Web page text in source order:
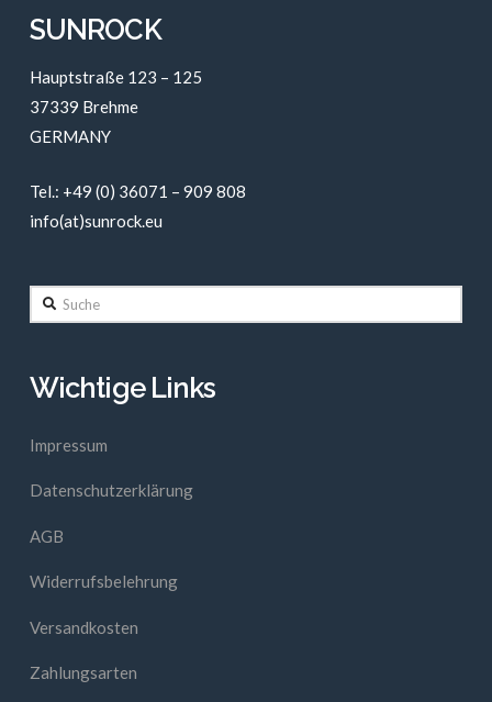
SUNROCK
Hauptstraße 123 – 125
37339 Brehme
GERMANY
Tel.: +49 (0) 36071 – 909 808
info(at)sunrock.eu
Suche
Wichtige Links
Impressum
Datenschutzerklärung
AGB
Widerrufsbelehrung
Versandkosten
Zahlungsarten